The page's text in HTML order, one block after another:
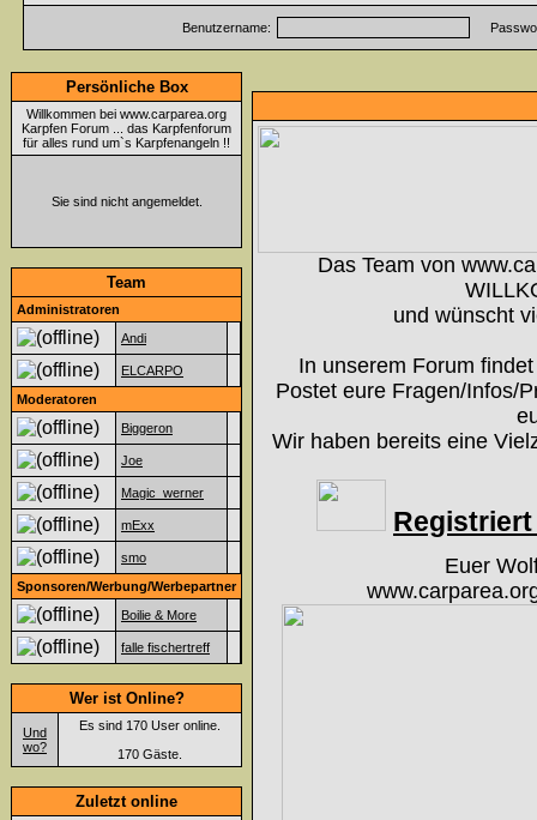
Benutzername:
Persönliche Box
Willkommen bei www.carparea.org
Karpfen Forum ... das Karpfenforum
für alles rund um`s Karpfenangeln !!
Sie sind nicht angemeldet.
Team
Administratoren
Andi
ELCARPO
Moderatoren
Biggeron
Joe
Magic_werner
mExx
smo
Sponsoren/Werbung/Werbepartner
Boilie & More
falle fischertreff
Wer ist Online?
Und
wo?
Es sind 170 User online.
170 Gäste.
Zuletzt online
Das Team von
und wünscht
In unserem Forum
Postet eure Fragen/Infos/
Wir haben bereits eine
Euer